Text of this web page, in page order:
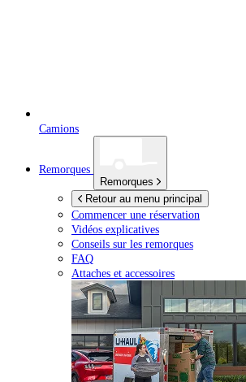
Camions
Remorques
Remorques
Retour au menu principal
Commencer une réservation
Vidéos explicatives
Conseils sur les remorques
FAQ
Attaches et accessoires